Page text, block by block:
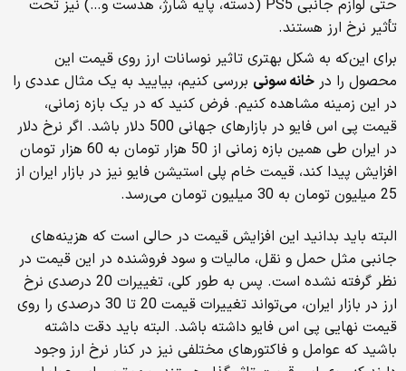
حتی لوازم جانبی PS5 (دسته، پایه شارژ، هدست و…) نیز تحت
تأثیر نرخ ارز هستند.
برای این‌که به شکل بهتری تاثیر نوسانات ارز روی قیمت این
محصول را در خانه سونی بررسی کنیم، بیایید به یک مثال عددی را
در این زمینه مشاهده کنیم. فرض کنید که در یک بازه زمانی،
قیمت پی اس فایو در بازارهای جهانی 500 دلار باشد. اگر نرخ دلار
در ایران طی همین بازه زمانی از 50 هزار تومان به 60 هزار تومان
افزایش پیدا کند، قیمت خام پلی استیشن فایو نیز در بازار ایران از
25 میلیون تومان به 30 میلیون تومان می‌رسد.
البته باید بدانید این افزایش قیمت در حالی است که هزینه‌های
جانبی مثل حمل و نقل، مالیات و سود فروشنده در این قیمت در
نظر گرفته نشده است. پس به طور کلی، تغییرات 20 درصدی نرخ
ارز در بازار ایران، می‌تواند تغییرات قیمت 20 تا 30 درصدی را روی
قیمت نهایی پی اس فایو داشته باشد. البته باید دقت داشته
باشید که عوامل و فاکتورهای مختلفی نیز در کنار نرخ ارز وجود